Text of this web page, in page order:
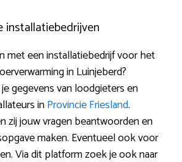
installatiebedrijven
met een installatiebedrijf voor het
in Luinjeberd?
gegevens van loodgieters en
inProvincie Friesland.
zij jouw vragen beantwoorden en
maken. Eventueel ook voor
Via dit platform zoek je ook naar